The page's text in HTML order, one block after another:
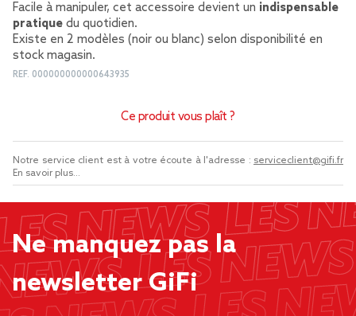
Facile à manipuler, cet accessoire devient un indispensable
pratique du quotidien.
Existe en 2 modèles (noir ou blanc) selon disponibilité en
stock magasin.
REF. 000000000000643935
Ce produit vous plaît ?
Notre service client est à votre écoute à l'adresse : serviceclient@gifi.fr
En savoir plus...
Ne manquez pas la
newsletter GiFi